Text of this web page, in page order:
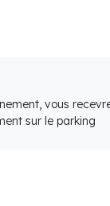
vous
sur le parking